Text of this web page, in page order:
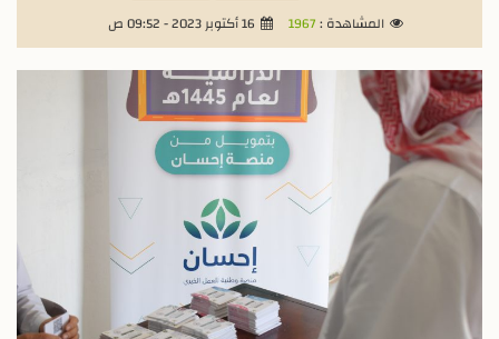
المشاهدة :1967 16 أكتوبر 2023 - 09:52 ص